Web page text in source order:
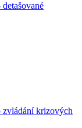
zvládání krizových